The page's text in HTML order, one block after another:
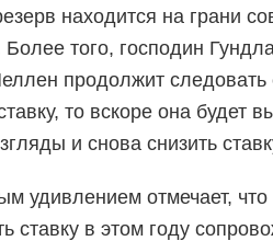
находится на грани
того, господин
продолжит следовать
то вскоре она будет
и снова снизить
удивлением отмечает,
ставку в этом году